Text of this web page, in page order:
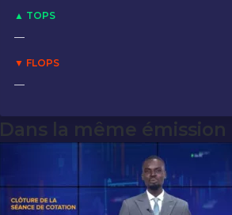
▲ TOPS
—
▼ FLOPS
—
Dans la même émission